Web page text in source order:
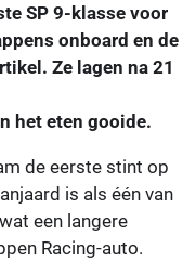
SP 9-klasse voor
onboard en de
Ze lagen na 21
het eten gooide.
de eerste stint op
is als één van
een langere
Racing-auto.